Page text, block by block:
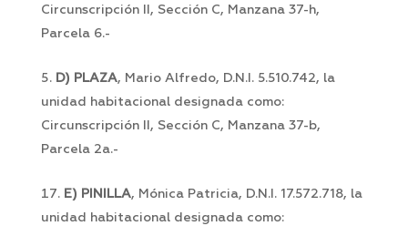
Circunscripción II, Sección C, Manzana 37-h,
Parcela 6.-
D) PLAZA, Mario Alfredo, D.N.I. 5.510.742, la
unidad habitacional designada como:
Circunscripción II, Sección C, Manzana 37-b,
Parcela 2a.-
E) PINILLA, Mónica Patricia, D.N.I. 17.572.718, la
unidad habitacional designada como: